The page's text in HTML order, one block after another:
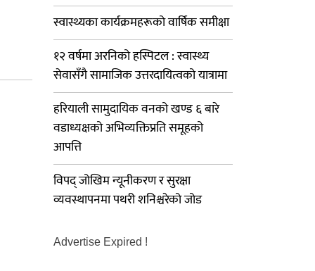
स्वास्थ्यका कार्यक्रमहरूको वार्षिक समीक्षा
१२ वर्षमा अरनिको हस्पिटल : स्वास्थ्य
सेवासँगै सामाजिक उत्तरदायित्वको यात्रामा
हरियाली सामुदायिक वनको खण्ड ६ बारे
वडाध्यक्षको अभिव्यक्तिप्रति समूहको
आपत्ति
विपद् जोखिम न्यूनीकरण र सुरक्षा
व्यवस्थापनमा पथरी शनिश्चरेको जोड
Advertise Expired !